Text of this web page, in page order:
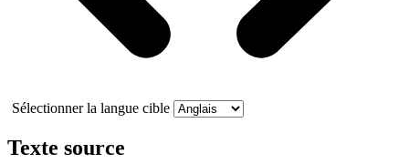
Sélectionner la langue cible
Texte source